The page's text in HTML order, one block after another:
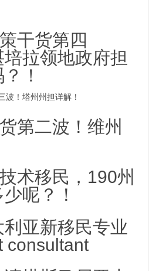
干货第四
拉领地政府担
！
波！塔州州担详解！
第二波！维州
术移民，190州
呢？！
亚新移民专业
consultant